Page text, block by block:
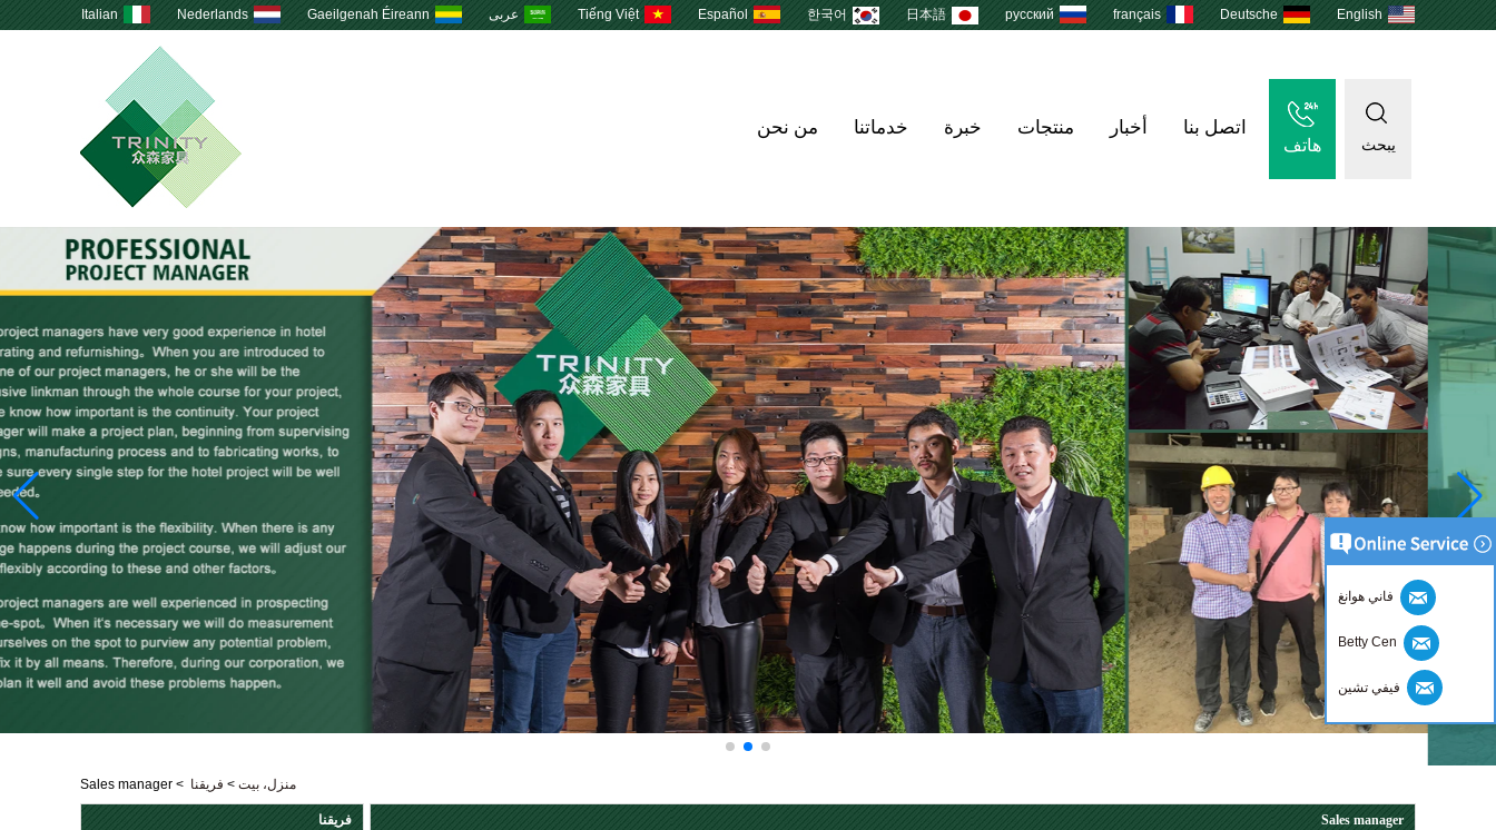
English
Deutsche
français
русский
日本語
한국어
Español
Tiếng Việt عربى Gaeilgenah Éireann
Nederlands
Italian
من نحن خدماتنا خبرة منتجات أخبار اتصل بنا
هاتف يبحث
منزل، بيت > فريقنا >
Sales manager
فريقنا Sales manager
فاني هوانغ
Betty Cen
فيفي تشين